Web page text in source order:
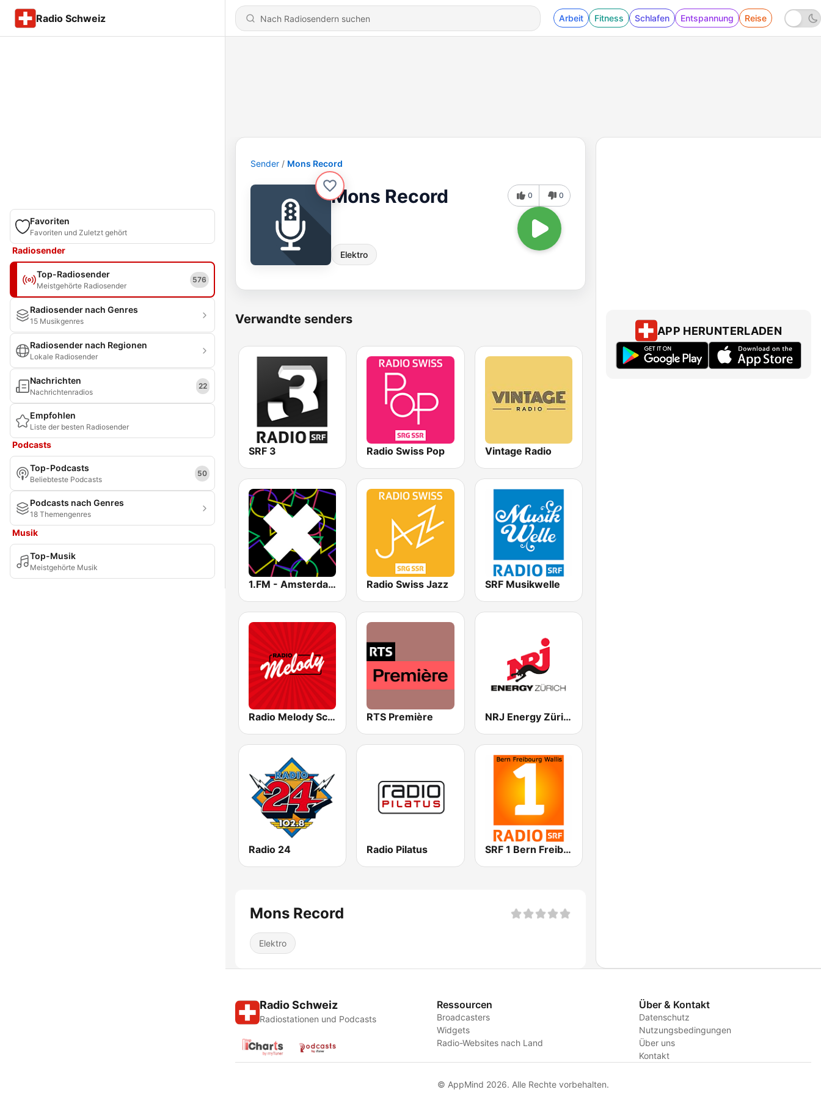
Radio Schweiz Arbeit Fitness Schlafen Entspannung Reise
Favoriten
Favoriten und Zuletzt gehört
Radiosender
Top-Radiosender
Meistgehörte Radiosender
576
Radiosender nach Genres
15 Musikgenres
Radiosender nach Regionen
Lokale Radiosender
Nachrichten
Nachrichtenradios
22
Empfohlen
Liste der besten Radiosender
Podcasts
Top-Podcasts
Beliebteste Podcasts
50
Podcasts nach Genres
18 Themengenres
Musik
Top-Musik
Meistgehörte Musik
Sender Mons Record
Mons Record
Elektro
0 0
Verwandte senders
SRF 3 Radio Swiss Pop Vintage Radio
1.FM - Amsterdam Trance Radio Swiss Jazz SRF Musikwelle
Radio Melody Schweiz RTS Première NRJ Energy Zürich
Radio 24 Radio Pilatus SRF 1 Bern Freibourg Wallis
Mons Record
Elektro
APP HERUNTERLADEN
Radio Schweiz
Radiostationen und Podcasts
Ressourcen
Broadcasters
Widgets
Radio-Websites nach Land
Über & Kontakt
Datenschutz
Nutzungsbedingungen
Über uns
Kontakt
© AppMind 2026. Alle Rechte vorbehalten.